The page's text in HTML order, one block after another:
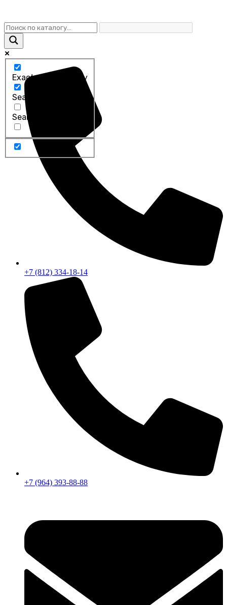
Exact matches only
Search in title
Search in content
+7 (812) 334-18-14
+7 (964) 393-88-88